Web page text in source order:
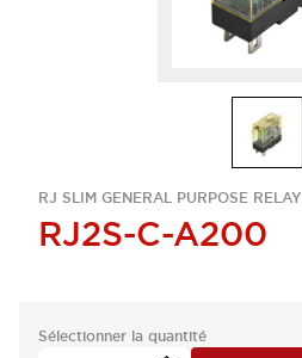
RJ SLIM GENERAL PURPOSE RELAY
RJ2S-C-A200
Sélectionner la quantité